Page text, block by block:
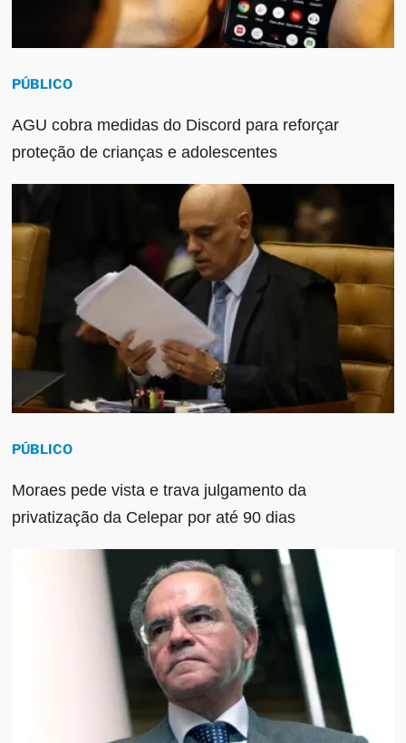
PÚBLICO
AGU cobra medidas do Discord para reforçar
proteção de crianças e adolescentes
PÚBLICO
Moraes pede vista e trava julgamento da
privatização da Celepar por até 90 dias